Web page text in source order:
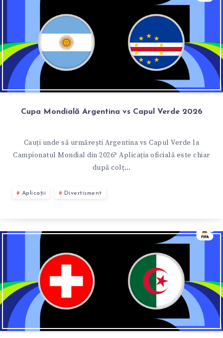
Cupa Mondială Argentina vs Capul Verde 2026
Cauți unde să urmărești Argentina vs Capul Verde la
Campionatul Mondial din 2026? Aplicația oficială este chiar
după colț…
Aplicații Divertisment